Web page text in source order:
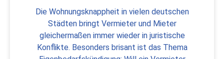
Die Wohnungsknappheit in vielen deutschen
Städten bringt Vermieter und Mieter
gleichermaßen immer wieder in juristische
Konflikte. Besonders brisant ist das Thema